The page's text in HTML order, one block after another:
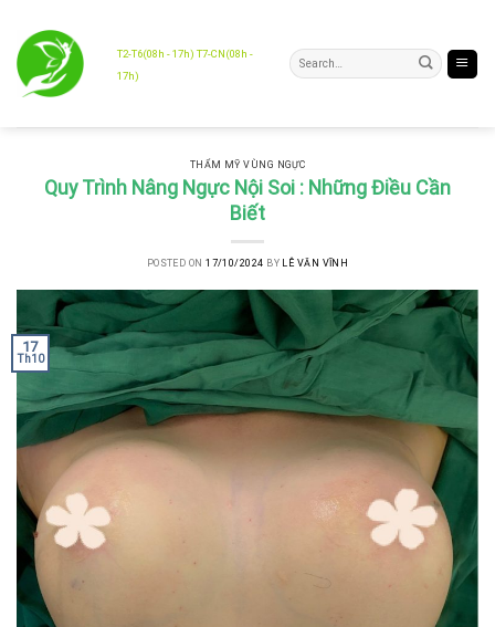
content
T2-T6(08h - 17h) T7-CN(08h -
17h)
THẨM MỸ VÙNG NGỰC
Quy Trình Nâng Ngực Nội Soi : Những Điều Cần
Biết
POSTED ON17/10/2024 BY LÊ VĂN VĨNH
17
Th10